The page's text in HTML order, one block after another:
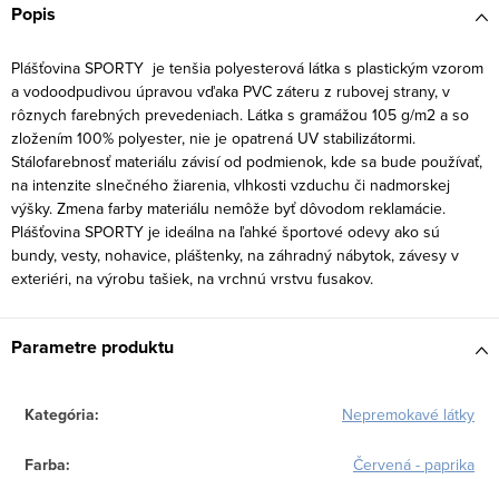
Popis
Plášťovina SPORTY je tenšia polyesterová látka s plastickým vzorom
a vodoodpudivou úpravou vďaka PVC záteru z rubovej strany, v
rôznych farebných prevedeniach. Látka s gramážou 105 g/m2 a so
zložením 100% polyester, nie je opatrená UV stabilizátormi.
Stálofarebnosť materiálu závisí od podmienok, kde sa bude používať,
na intenzite slnečného žiarenia, vlhkosti vzduchu či nadmorskej
výšky. Zmena farby materiálu nemôže byť dôvodom reklamácie.
Plášťovina SPORTY je ideálna na ľahké športové odevy ako sú
bundy, vesty, nohavice, pláštenky, na záhradný nábytok, závesy v
exteriéri, na výrobu tašiek, na vrchnú vrstvu fusakov.
Parametre produktu
Kategória: Nepremokavé látky
Farba: Červená - paprika